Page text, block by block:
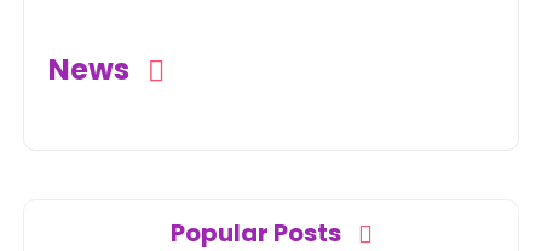
News
Popular Posts